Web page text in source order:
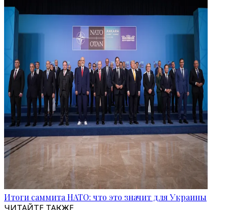
Итоги саммита НАТО: что это значит для Украины